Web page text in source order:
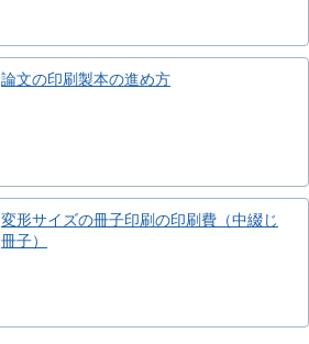
論文の印刷製本の進め方
変形サイズの冊子印刷の印刷費（中綴じ
冊子）